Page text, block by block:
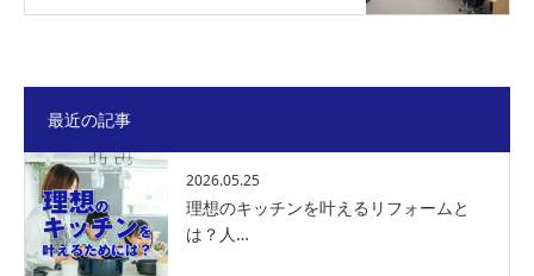
最近の記事
2026.05.25
理想のキッチンを叶えるリフォームと
は？人…